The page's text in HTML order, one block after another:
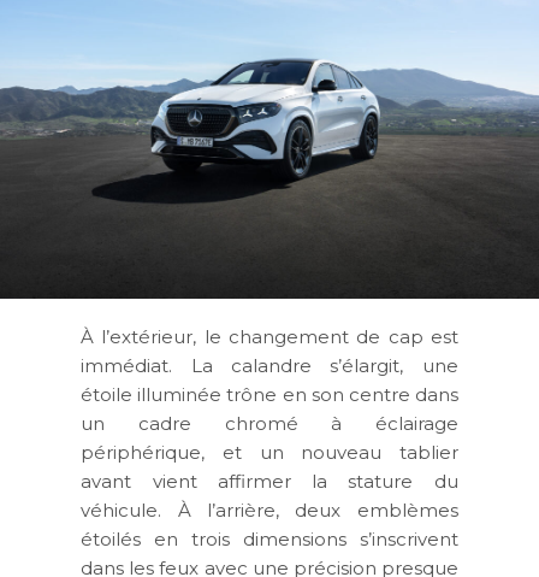
À l’extérieur, le changement de cap est
immédiat. La calandre s’élargit, une
étoile illuminée trône en son centre dans
un cadre chromé à éclairage
périphérique, et un nouveau tablier
avant vient affirmer la stature du
véhicule. À l’arrière, deux emblèmes
étoilés en trois dimensions s’inscrivent
dans les feux avec une précision presque